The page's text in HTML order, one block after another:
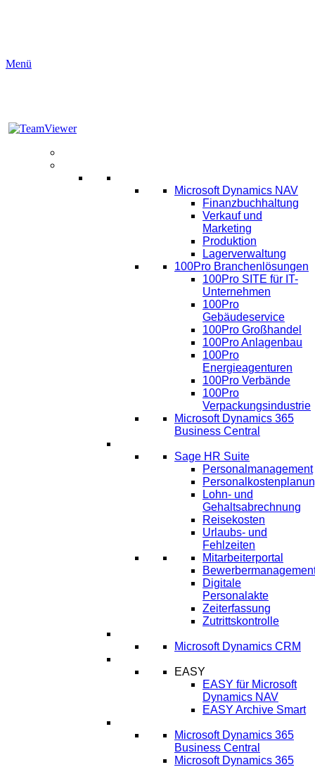
Menü
Microsoft Dynamics NAV
Finanzbuchhaltung
Verkauf und
Marketing
Produktion
Lagerverwaltung
100Pro Branchenlösungen
100Pro SITE für IT-
Unternehmen
100Pro
Gebäudeservice
100Pro Großhandel
100Pro Anlagenbau
100Pro
Energieagenturen
100Pro Verbände
100Pro
Verpackungsindustrie
Microsoft Dynamics 365
Business Central
Sage HR Suite
Personalmanagement
Lohn- und
Gehaltsabrechnung
Reisekosten
Urlaubs- und
Fehlzeiten
Mitarbeiterportal
Digitale
Personalakte
Zeiterfassung
Zutrittskontrolle
Microsoft Dynamics CRM
EASY
EASY für Microsoft
Dynamics NAV
EASY Archive Smart
Microsoft Dynamics 365
Business Central
Microsoft Dynamics 365